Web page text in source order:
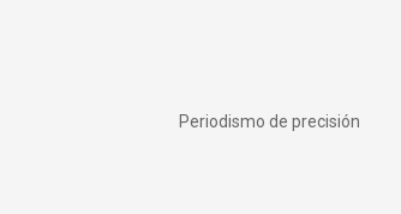
Periodismo de precisión